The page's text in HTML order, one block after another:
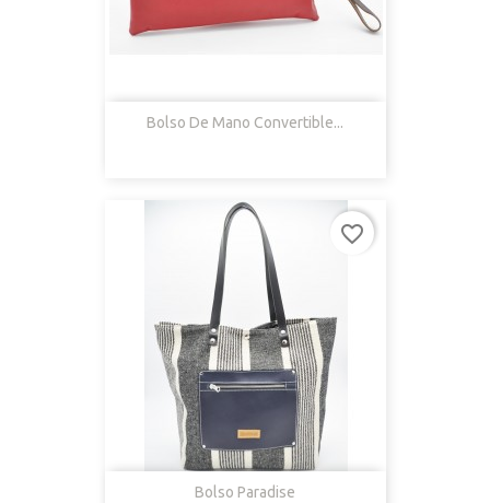
Bolso De Mano Convertible...
Bolso Paradise
favorite_border